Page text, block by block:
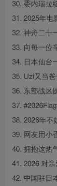
30. 委内瑞拉
31. 2025年电
32. 神舟二十
33. 向每一位
34. 日本仙台
35. Uzi又当
36. 东部战区
37.
38. 2026年不
39. 网友用小
40. 拥抱这热
41. 2026 对
42. 中国驻日